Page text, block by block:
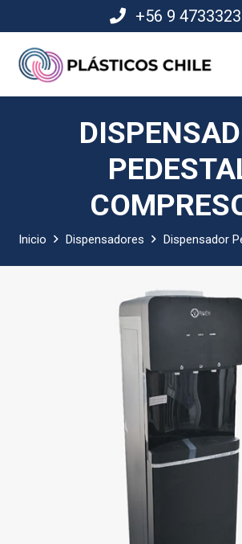
+56 9
Inicio Dispensadores Dispensador